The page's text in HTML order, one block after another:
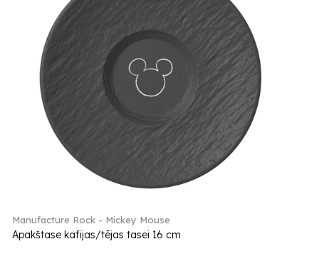
Manufacture Rock - Mickey Mouse
Apakštase kafijas/tējas tasei 16 cm